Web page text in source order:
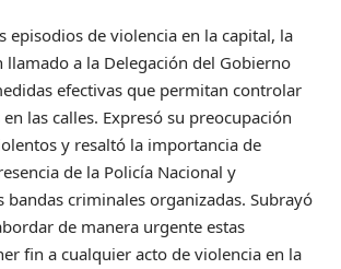
episodios de violencia en la capital, la
llamado a la Delegación del Gobierno
efectivas que permitan controlar
las calles. Expresó su preocupación
y resaltó la importancia de
de la Policía Nacional y
bandas criminales organizadas. Subrayó
de manera urgente estas
fin a cualquier acto de violencia en la